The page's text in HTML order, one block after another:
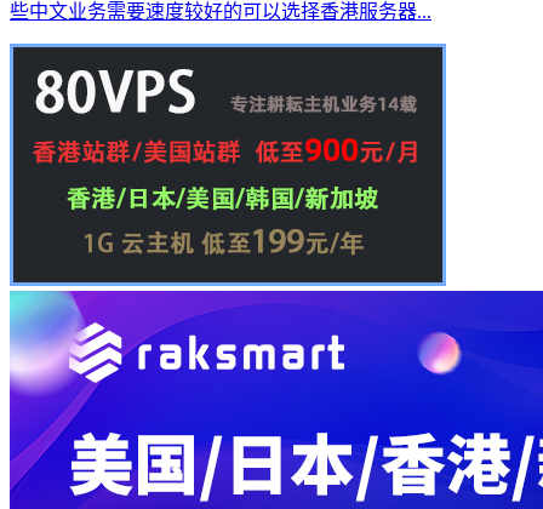
些中文业务需要速度较好的可以选择香港服务器...